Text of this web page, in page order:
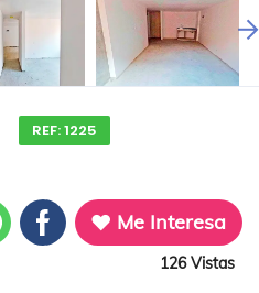
REF: 1225
Me Interesa
126 Vistas